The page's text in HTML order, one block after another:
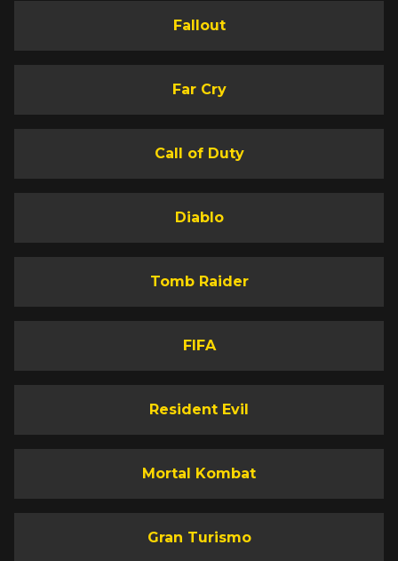
Fallout
Far Cry
Call of Duty
Diablo
Tomb Raider
FIFA
Resident Evil
Mortal Kombat
Gran Turismo